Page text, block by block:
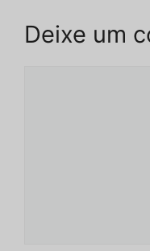
Deixe um